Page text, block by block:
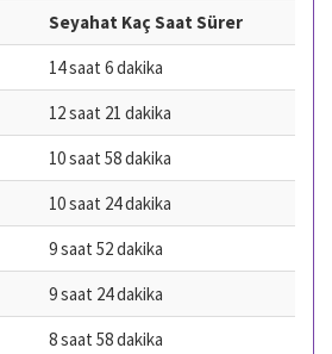
Seyahat Kaç Saat Sürer
14 saat 6 dakika
12 saat 21 dakika
10 saat 58 dakika
10 saat 24 dakika
9 saat 52 dakika
9 saat 24 dakika
8 saat 58 dakika